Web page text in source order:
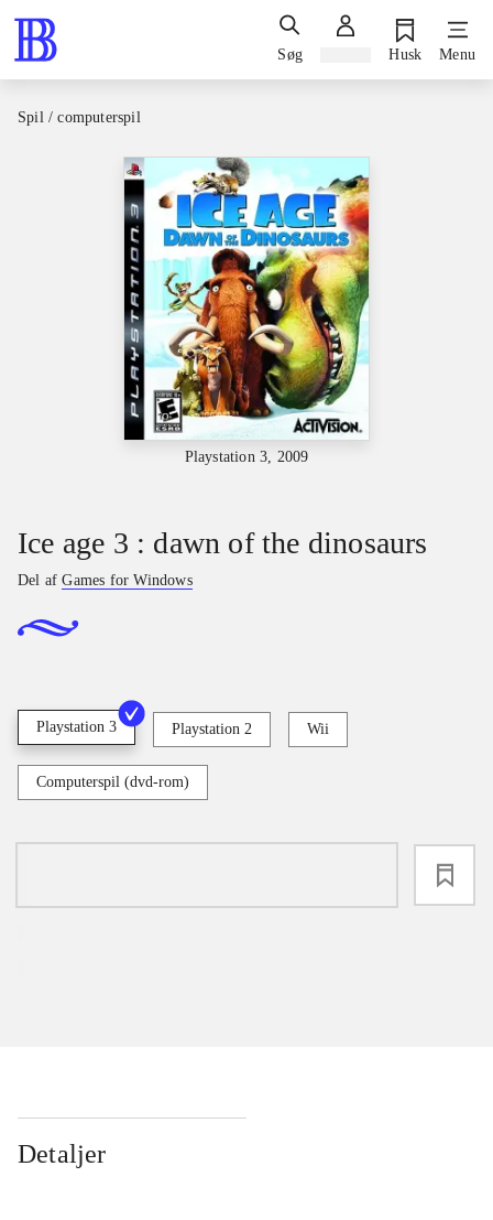
Søg Husk Menu
Spil / computerspil
Playstation 3, 2009
Ice age 3 : dawn of the dinosaurs
Del afGames for Windows
Playstation 3 Playstation 2 Wii
Computerspil (dvd-rom)
Detaljer